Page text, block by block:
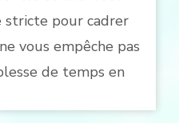
stricte pour cadrer
vous empêche pas
de temps en